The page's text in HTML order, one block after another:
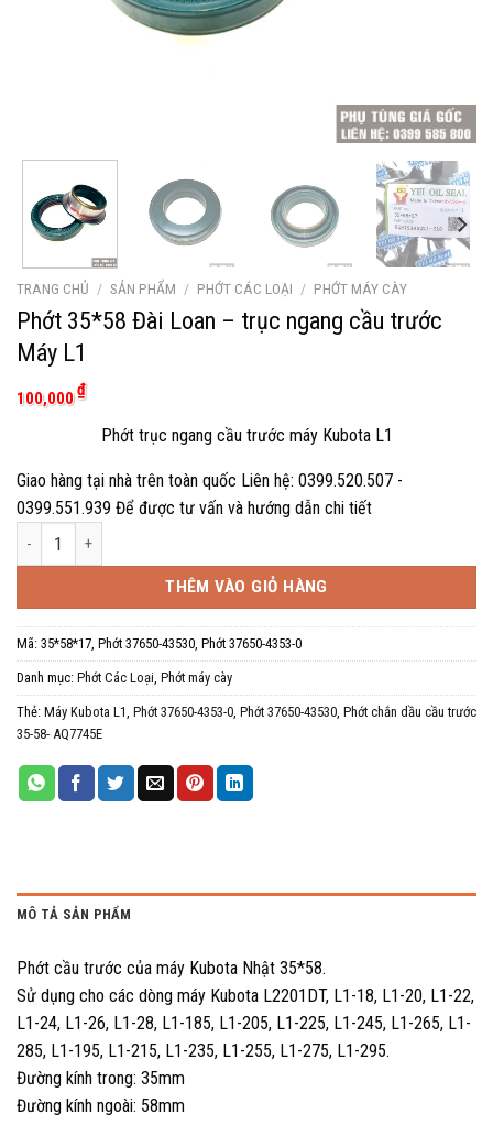
TRANG CHỦ / SẢN PHẨM / PHỚT CÁC LOẠI / PHỚT MÁY CÀY
Phớt 35*58 Đài Loan – trục ngang cầu trước
Máy L1
100,000₫
Phớt trục ngang cầu trước máy Kubota L1
Giao hàng tại nhà trên toàn quốc Liên hệ: 0399.520.507 -
0399.551.939 Để được tư vấn và hướng dẫn chi tiết
Phớt 35*58 Đài Loan - trục ngang cầu trước Máy L1 số lượng
THÊM VÀO GIỎ HÀNG
Mã: 35*58*17, Phớt 37650-43530, Phớt 37650-4353-0
Danh mục: Phớt Các Loại, Phớt máy cày
Thẻ: Máy Kubota L1, Phớt 37650-4353-0, Phớt 37650-43530, Phớt chắn dầu cầu trước
35-58- AQ7745E
MÔ TẢ SẢN PHẨM
Phớt cầu trước của máy Kubota Nhật 35*58.
Sử dụng cho các dòng máy Kubota L2201DT, L1-18, L1-20, L1-22,
L1-24, L1-26, L1-28, L1-185, L1-205, L1-225, L1-245, L1-265, L1-
285, L1-195, L1-215, L1-235, L1-255, L1-275, L1-295.
Đường kính trong: 35mm
Đường kính ngoài: 58mm